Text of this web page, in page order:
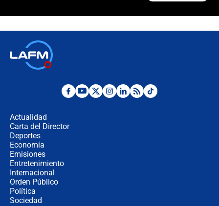
¿Por qué De la Espriella gobernará
Actualidad
Carta del Director
Deportes
Economía
Emisiones
Entretenimiento
Internacional
Orden Público
Política
Sociedad